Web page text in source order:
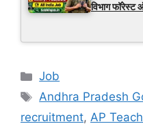
विभाग फॉरेस्ट
Categories
Job
Tags
Andhra Pradesh
recruitment, AP